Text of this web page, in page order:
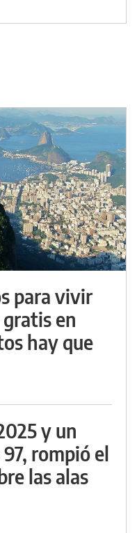
para vivir
en
hay que
y un
rompió el
las alas